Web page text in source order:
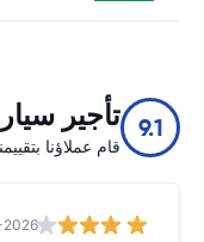
9.1 تأجير
قام عملاؤنا بتقييمنا على 9.1/ 10